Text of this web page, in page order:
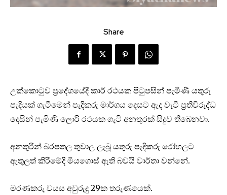
Share
උක්කොටුව ප්‍රදේශයේදී කාර් රථයක පිටුපසින් පැමිණි යතුරු
පැදියක් ගැටීමෙන් පැදිකරු මාර්ගය දෙසට ඇද වැටී ප්‍රතිවිරුද්ධ
දෙසින් පැමිණි ලොරි රථයක ගැටි අනතුරක් සිදුව තිබෙනවා.
අනතුරින් බරපතල තුවාල ලැබූ යතුරු පැදිකරු රෝහලට
ඇතුලත් කිරීමේදී මියගොස් ඇති බවයි වාර්තා වන්නේ.
මරණකරු වයස අවුරුදු 29ක තරුණයෙක්.